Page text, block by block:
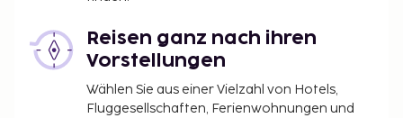
Reisen ganz nach ihren
Vorstellungen
Wählen Sie aus einer Vielzahl von Hotels,
Fluggesellschaften, Ferienwohnungen und